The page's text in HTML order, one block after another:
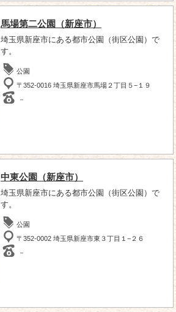
馬場第二公園（新座市）
埼玉県新座市にある都市公園（街区公園）で
す。
公園
〒352-0016 埼玉県新座市馬場２丁目５−１９
－
中東公園（新座市）
埼玉県新座市にある都市公園（街区公園）で
す。
公園
〒352-0002 埼玉県新座市東３丁目１−２６
－